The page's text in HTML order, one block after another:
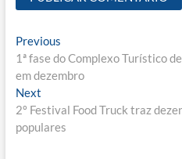
Navegação
de
Post
PreviousPrevious
post:
1ª fase do Complexo Turístico
em dezembro
NextNext
post:
2º Festival Food Truck traz
populares